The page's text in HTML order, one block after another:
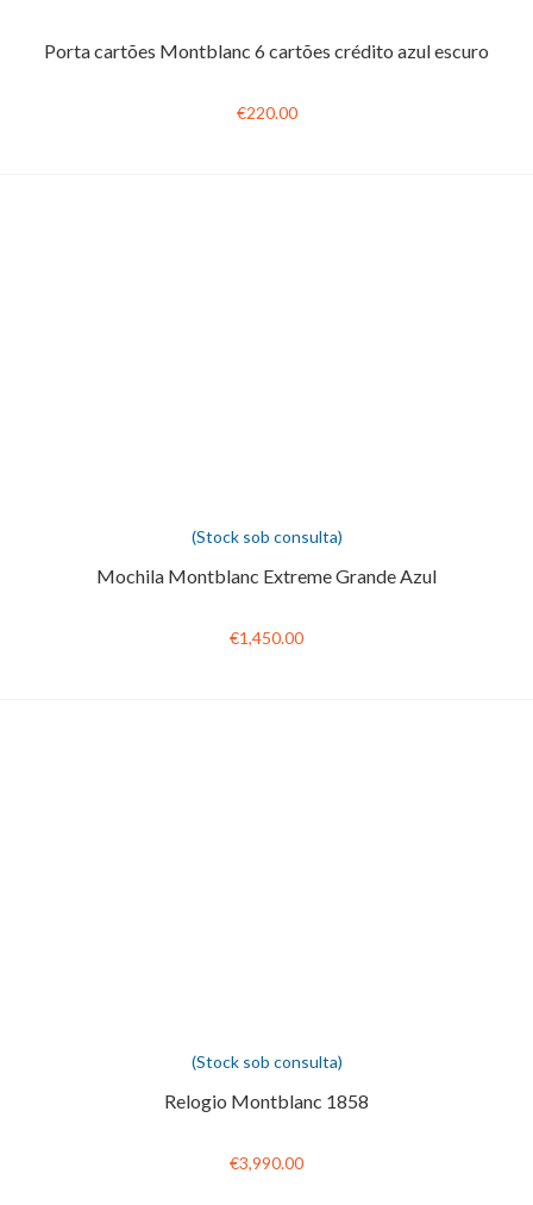
Porta cartões Montblanc 6 cartões crédito azul escuro
€220.00
(Stock sob consulta)
Mochila Montblanc Extreme Grande Azul
€1,450.00
(Stock sob consulta)
Relogio Montblanc 1858
€3,990.00